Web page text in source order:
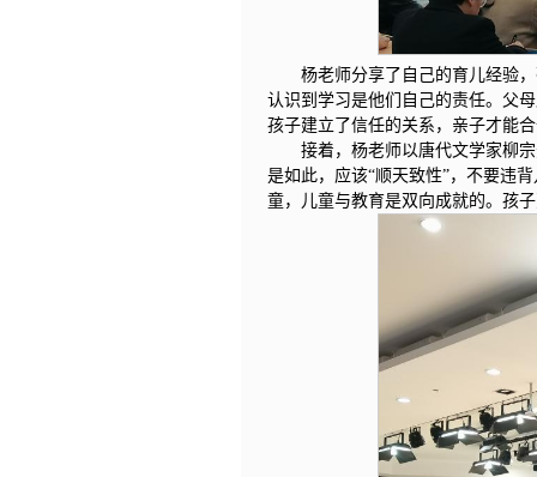
杨老师分享了自己的育儿经验
认识到学习是他们自己的责任。父
孩子建立了信任的关系，亲子才能
接着，杨老师以唐代文学家柳
是如此，应该“顺天致性”，不要违
童，儿童与教育是双向成就的。孩